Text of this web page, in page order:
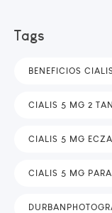
Tags
BENEFICIOS
CIALIS 5 MG 2
CIALIS 5 MG
CIALIS 5 MG